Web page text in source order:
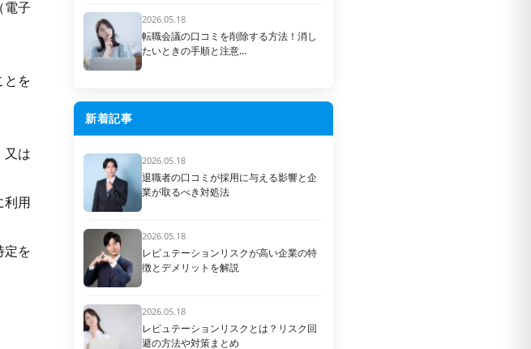
電子
とを
又は
利用
定を
2026.05.18
転職会議の口コミを削除する方法！消し
たいときの手順と注意…
新着記事
2026.05.18
退職者の口コミが採用に与える影響と企
業が取るべき対処法
2026.05.18
レピュテーションリスクが高い企業の特
徴とデメリットを解説
2026.05.18
レピュテーションリスクとは？リスク回
避の方法や対策まとめ